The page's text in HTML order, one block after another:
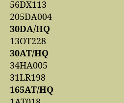
56DX113
205DA004
30DA/HQ
13OT228
30AT/HQ
34HA005
31LR198
165AT/HQ